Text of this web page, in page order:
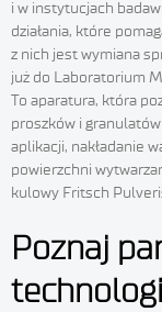
i w instytucjach
działania, które
z nich jest wymiana
już do Laboratorium
To aparatura, która
proszków i
aplikacji, nakładanie
powierzchni
kulowy Fritsch
Poznaj